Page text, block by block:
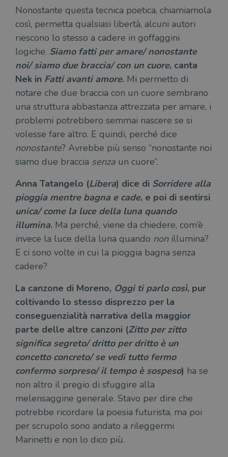
Nonostante questa tecnica poetica, chiamiamola
così, permetta qualsiasi libertà, alcuni autori
riescono lo stesso a cadere in goffaggini
logiche. Siamo fatti per amare/ nonostante
noi/ siamo due braccia/ con un cuore, canta
Nek in Fatti avanti amore. Mi permetto di
notare che due braccia con un cuore sembrano
una struttura abbastanza attrezzata per amare, i
problemi potrebbero semmai nascere se si
volesse fare altro. E quindi, perché dice
nonostante? Avrebbe più senso “nonostante noi
siamo due braccia senza un cuore”.
Anna Tatangelo (Libera) dice di Sorridere alla
pioggia mentre bagna e cade, e poi di sentirsi
unica/ come la luce della luna quando
illumina. Ma perché, viene da chiedere, com’è
invece la luce della luna quando nonillumina?
E ci sono volte in cui la pioggia bagna senza
cadere?
La canzone di Moreno, Oggi ti parlo così, pur
coltivando lo stesso disprezzo per la
conseguenzialità narrativa della maggior
parte delle altre canzoni (Zitto per zitto
significa segreto/ dritto per dritto è un
concetto concreto/ se vedi tutto fermo
confermo sorpreso/ il tempo è sospeso) ha se
non altro il pregio di sfuggire alla
melensaggine generale. Stavo per dire che
potrebbe ricordare la poesia futurista, ma poi
per scrupolo sono andato a rileggermi
Marinetti e non lo dico più.
necessari.
Nome
Fornitore/
Dominio
Scadenza
wordpress_test_cookie
Automattic
Inc.
.illibraio.it
Sessione
wordpress_logged_in_[hash]
.illibraio.it Sessione
CookieScriptConsent
CookieScript
.illibraio.it
1 mese
msToken
.tiktok.com
3 giorni